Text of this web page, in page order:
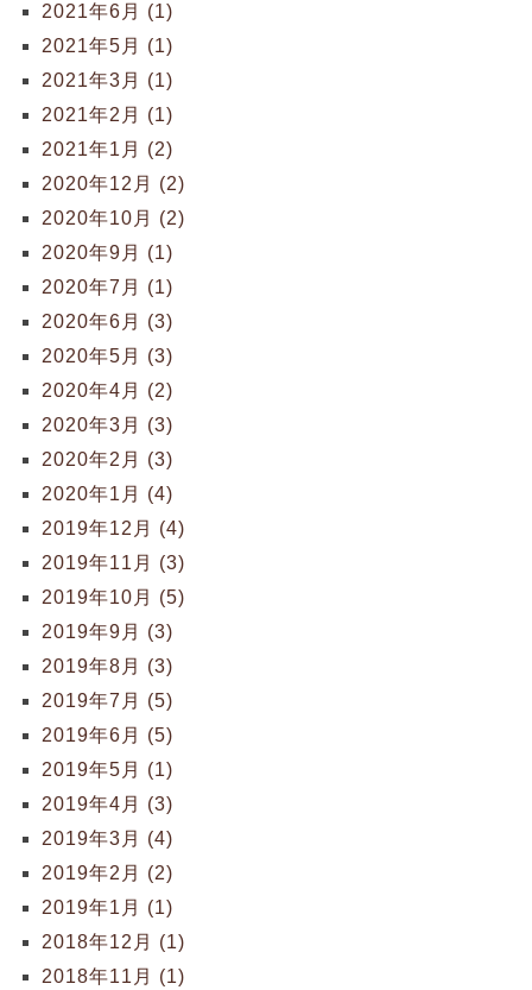
2021年6月 (1)
2021年5月 (1)
2021年3月 (1)
2021年2月 (1)
2021年1月 (2)
2020年12月 (2)
2020年10月 (2)
2020年9月 (1)
2020年7月 (1)
2020年6月 (3)
2020年5月 (3)
2020年4月 (2)
2020年3月 (3)
2020年2月 (3)
2020年1月 (4)
2019年12月 (4)
2019年11月 (3)
2019年10月 (5)
2019年9月 (3)
2019年8月 (3)
2019年7月 (5)
2019年6月 (5)
2019年5月 (1)
2019年4月 (3)
2019年3月 (4)
2019年2月 (2)
2019年1月 (1)
2018年12月 (1)
2018年11月 (1)